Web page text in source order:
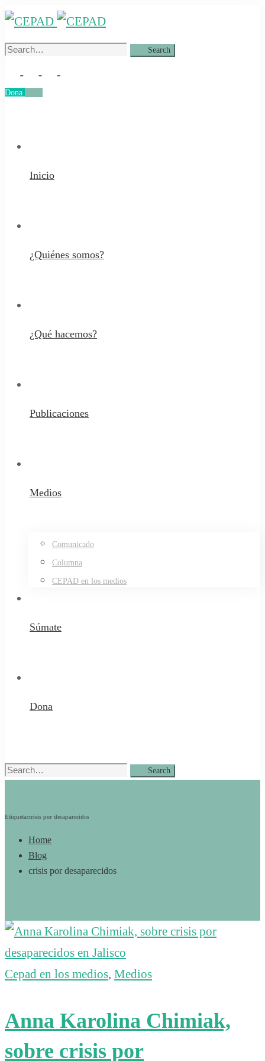
Search
Search
Dona
Inicio
¿Quiénes somos?
¿Qué hacemos?
Publicaciones
Medios
Comunicado
Columna
CEPAD en los medios
Súmate
Dona
Search
Search
Etiqueta:crisis por desaparecidos
Home
Blog
crisis por desaparecidos
Cepad en los medios, Medios
Anna Karolina Chimiak,
sobre crisis por